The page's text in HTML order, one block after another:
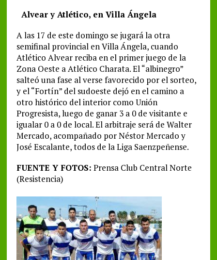
Alvear y Atlético, en Villa Ángela
A las 17 de este domingo se jugará la otra
semifinal provincial en Villa Ángela, cuando
Atlético Alvear reciba en el primer juego de la
Zona Oeste a Atlético Charata. El “albinegro”
salteó una fase al verse favorecido por el sorteo,
y el “Fortín” del sudoeste dejó en el camino a
otro histórico del interior como Unión
Progresista, luego de ganar 3 a 0 de visitante e
igualar 0 a 0 de local. El arbitraje será de Walter
Mercado, acompañado por Néstor Mercado y
José Escalante, todos de la Liga Saenzpeñense.
FUENTE Y FOTOS: Prensa Club Central Norte
(Resistencia)